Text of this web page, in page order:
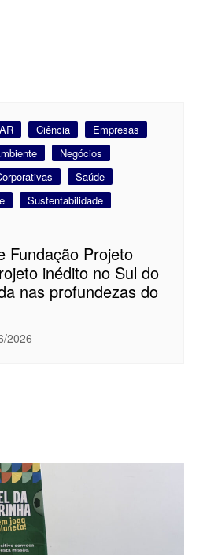
Ciência
Empresas
Negócios
Saúde
Sustentabilidade
Fundação Projeto
inédito no Sul do
nas profundezas do
2026